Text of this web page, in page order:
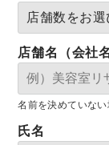
店舗名（会社名
名前を決めていな
氏名